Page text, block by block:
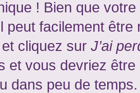
! Bien que
peut facilement
cliquez sur J’ai
et vous devriez
dans peu de temps.